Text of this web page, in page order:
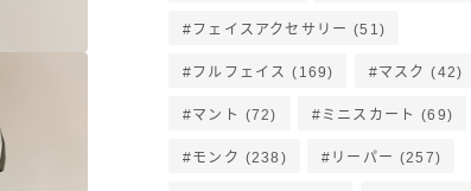
フェイスアクセサリー (51)
フルフェイス (169) マスク (42)
マント (72) ミニスカート (69)
モンク (238) リーパー (257)